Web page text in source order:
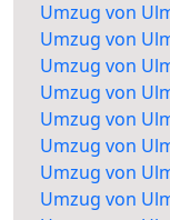
Umzug von
Umzug von
Umzug von
Umzug von
Umzug von
Umzug von
Umzug von
Umzug von